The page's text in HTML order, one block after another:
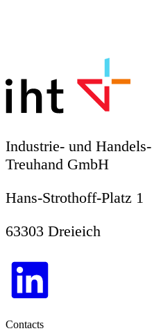
Industrie- und Handels-
Treuhand GmbH
Hans-Strothoff-Platz 1
63303 Dreieich
Contacts